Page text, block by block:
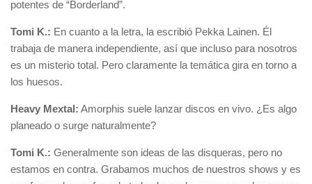
potentes de “Borderland”.
Tomi K.: En cuanto a la letra, la escribió Pekka Lainen. Él
trabaja de manera independiente, así que incluso para nosotros
es un misterio total. Pero claramente la temática gira en torno a
los huesos.
Heavy Mextal: Amorphis suele lanzar discos en vivo. ¿Es algo
planeado o surge naturalmente?
Tomi K.: Generalmente son ideas de las disqueras, pero no
estamos en contra. Grabamos muchos de nuestros shows y es